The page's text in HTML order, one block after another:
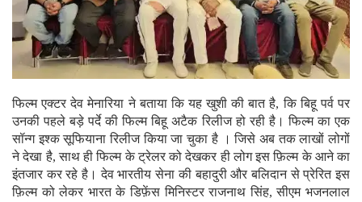
फिल्म एक्टर देव मेनारिया ने बताया कि यह खुशी की बात है, कि बिहू पर्व पर
उनकी पहले बड़े पर्दे की फिल्म बिहू अटैक रिलीज हो रही है। फिल्म का एक
सॉन्ग इश्क सूफियाना रिलीज किया जा चुका है । जिसे अब तक लाखों लोगों
ने देखा है, साथ ही फिल्म के ट्रेलर को देखकर ही लोग इस फ़िल्म के आने का
इंतजार कर रहे है। देव भारतीय सेना की बहादुरी और बलिदान से प्रेरित इस
फ़िल्म को लेकर भारत के डिफ़ेंस मिनिस्टर राजनाथ सिंह, सीएम भजनलाल